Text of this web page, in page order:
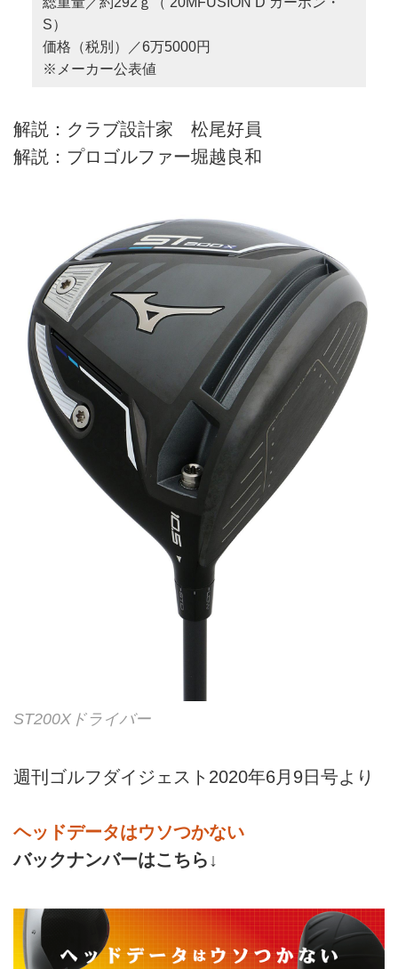
S）
価格（税別）／6万5000円
※メーカー公表値
解説：クラブ設計家 松尾好員
解説：プロゴルファー堀越良和
ST200Xドライバー
週刊ゴルフダイジェスト2020年6月9日号より
ヘッドデータはウソつかない
バックナンバーはこちら↓